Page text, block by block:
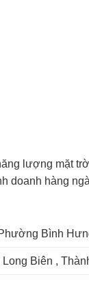
lượng mặt
doanh hàng
Bình
Biên ,